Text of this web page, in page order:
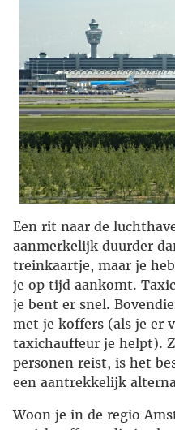
Een rit naar de
aanmerkelijk duurder
treinkaartje, maar je
je op tijd aankomt.
je bent er snel.
met je koffers (als je er
taxichauffeur je helpt).
personen reist, is het
een aantrekkelijk
Woon je in de regio